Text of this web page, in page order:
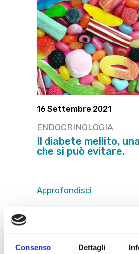
Consenso Dettagli
16 Settembre 2021
ENDOCRINOLOGIA
Il diabete mellito,
che si può evitare.
Approfondisci